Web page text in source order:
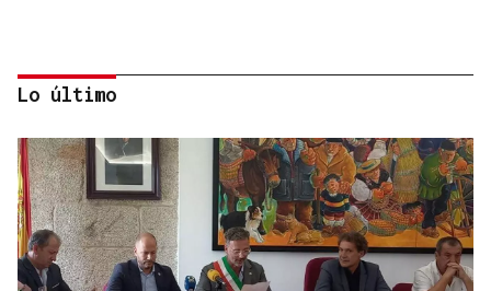
Jenaro Castro
TRAZADO HORIZONTAL
El sueño de una noche de verano
Lo último